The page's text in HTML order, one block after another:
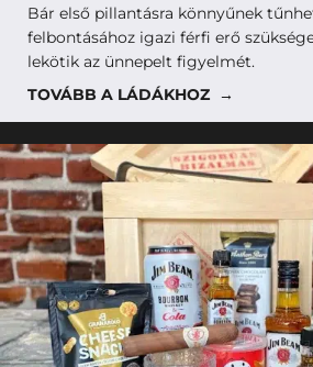
Bár első pillantásra könnyűnek
felbontásához igazi férfi erő
lekötik az ünnepelt figyelmét.
TOVÁBB A LÁDÁKHOZ →